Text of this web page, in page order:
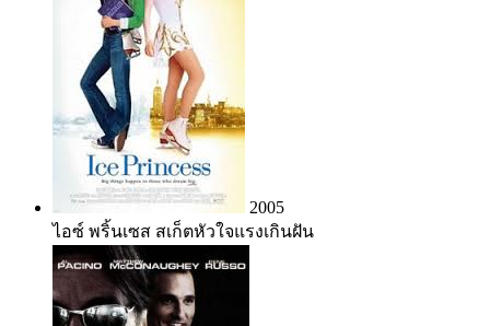
2005
ไอซ์ พริ้นเซส สเก็ตหัวใจแรงเกินฝัน